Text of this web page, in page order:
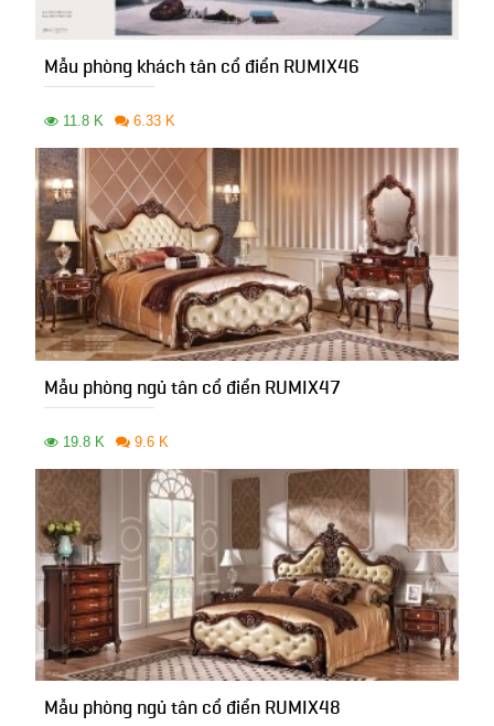
Mẫu phòng khách tân cổ điển RUMIX46
11.8 K 6.33 K
Mẫu phòng ngủ tân cổ điển RUMIX47
19.8 K 9.6 K
Mẫu phòng ngủ tân cổ điển RUMIX48